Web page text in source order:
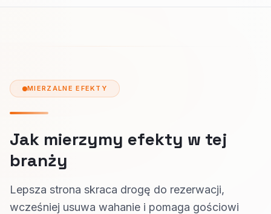
MIERZALNE EFEKTY
Jak mierzymy efekty w tej
branży
Lepsza strona skraca drogę do rezerwacji,
wcześniej usuwa wahanie i pomaga gościowi